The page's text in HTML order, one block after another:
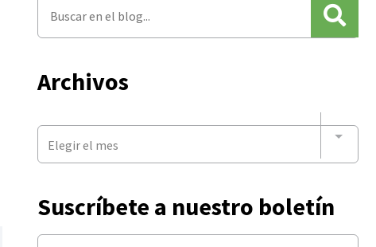
Archivos
Elegir el mes
Suscríbete a nuestro boletín